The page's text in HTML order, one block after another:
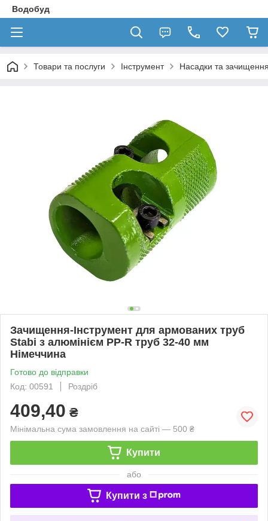
Водобуд
Товари та послуги Інструмент Насадки та
Зачищення-Інструмент для армованих труб
Stabi з алюмінієм PP-R труб 32-40 мм
Німеччина
Готово до відправки
Код: 00591
Роздріб
409,40 ₴
Мінімальна сума замовлення на сайті — 500 ₴
Купити
або
Купити з